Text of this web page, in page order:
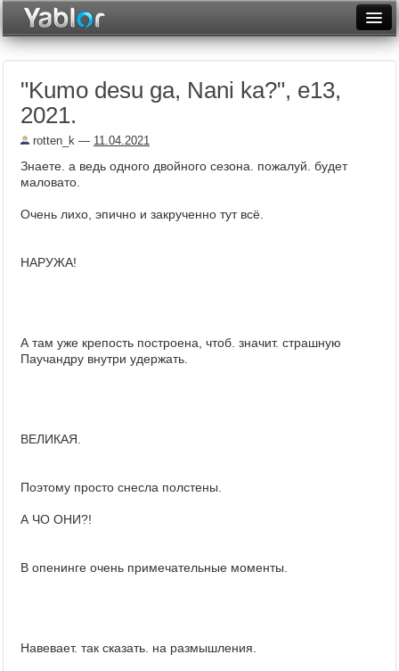
Неделя
Рейтинги
"Kumo desu ga, Nani ka?", е13,
2021.
rotten_k — 11.04.2021
Знаете. а ведь одного двойного сезона. пожалуй. будет
маловато.
Очень лихо, эпично и закрученно тут всё.
НАРУЖА!
А там уже крепость построена, чтоб. значит. страшную
Паучандру внутри удержать.
ВЕЛИКАЯ.
Поэтому просто снесла полстены.
А ЧО ОНИ?!
В опенинге очень примечательные моменты.
Навевает. так сказать. на размышления.